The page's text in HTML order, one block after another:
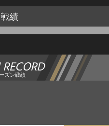
績
ズン戦績